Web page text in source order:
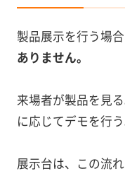
製品展示を行う場合
ありません。
来場者が製品を見
に応じてデモを行
展示台は、この流